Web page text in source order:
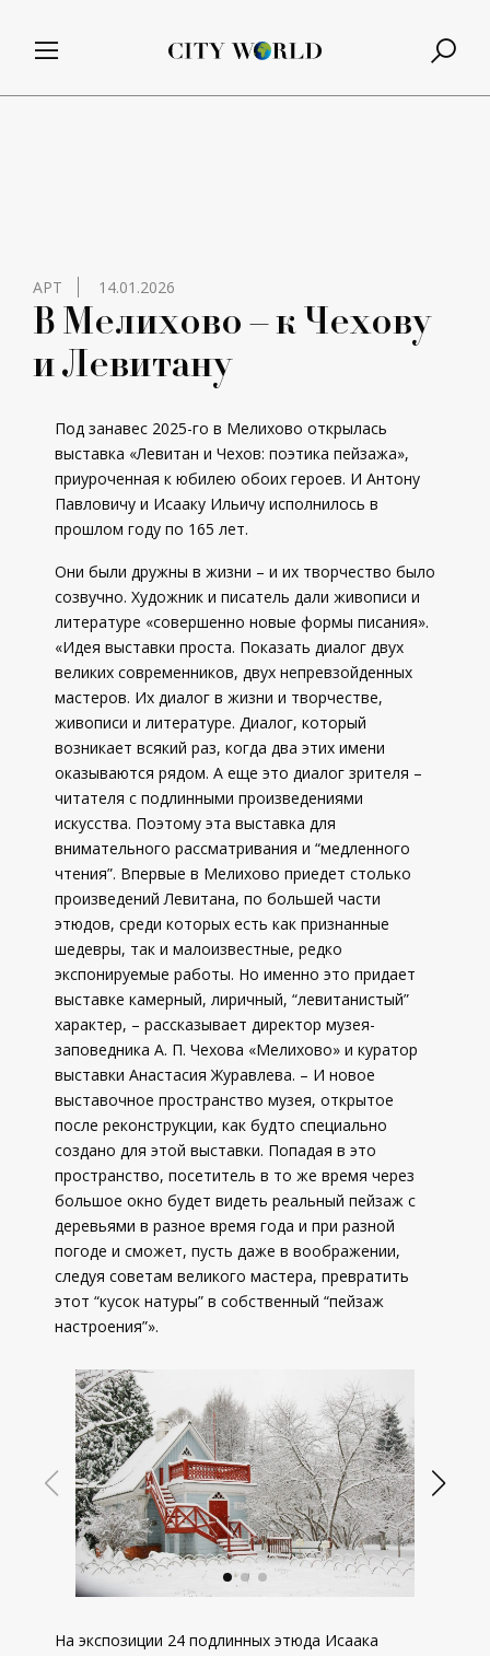
АРТ 14.01.2026
В Мелихово – к Чехову
и Левитану
Под занавес 2025-го в Мелихово открылась
выставка «Левитан и Чехов: поэтика пейзажа»,
приуроченная к юбилею обоих героев. И Антону
Павловичу и Исааку Ильичу исполнилось в
прошлом году по 165 лет.
Они были дружны в жизни – и их творчество было
созвучно. Художник и писатель дали живописи и
литературе «совершенно новые формы писания».
«Идея выставки проста. Показать диалог двух
великих современников, двух непревзойденных
мастеров. Их диалог в жизни и творчестве,
живописи и литературе. Диалог, который
возникает всякий раз, когда два этих имени
оказываются рядом. А еще это диалог зрителя –
читателя с подлинными произведениями
искусства. Поэтому эта выставка для
внимательного рассматривания и “медленного
чтения”. Впервые в Мелихово приедет столько
произведений Левитана, по большей части
этюдов, среди которых есть как признанные
шедевры, так и малоизвестные, редко
экспонируемые работы. Но именно это придает
выставке камерный, лиричный, “левитанистый”
характер, – рассказывает директор музея-
заповедника А. П. Чехова «Мелихово» и куратор
выставки Анастасия Журавлева. – И новое
выставочное пространство музея, открытое
после реконструкции, как будто специально
создано для этой выставки. Попадая в это
пространство, посетитель в то же время через
большое окно будет видеть реальный пейзаж с
деревьями в разное время года и при разной
погоде и сможет, пусть даже в воображении,
следуя советам великого мастера, превратить
этот “кусок натуры” в собственный “пейзаж
настроения”».
На экспозиции 24 подлинных этюда Исаака